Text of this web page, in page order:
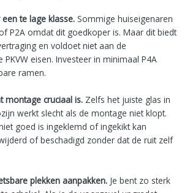
te lage klasse. Sommige huiseigenaren
P2A omdat dit goedkoper is. Maar dit biedt
en voldoet niet aan de
PKVW eisen. Investeer in minimaal P4A
ramen.
montage cruciaal is. Zelfs het juiste glas in
werkt slecht als de montage niet klopt.
goed is ingeklemd of ingekikt kan
of beschadigd zonder dat de ruit zelf
plekken aanpakken. Je bent zo sterk